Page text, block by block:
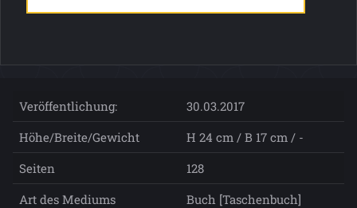
Veröffentlichung:
30.03.2017
Höhe/Breite/Gewicht
H 24 cm / B 17 cm / -
Seiten
128
Art des Mediums
Buch [Taschenbuch]